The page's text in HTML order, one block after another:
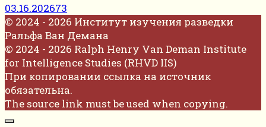
03.16.202673
© 2024 - 2026 Институт изучения разведки
Ральфа Ван Демана
© 2024 - 2026 Ralph Henry Van Deman Institute
for Intelligence Studies (RHVD IIS)
При копировании ссылка на источник
обязательна.
The source link must be used when copying.